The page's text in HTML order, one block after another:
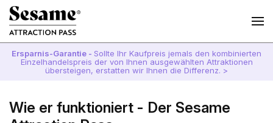
Ersparnis-Garantie - Sollte Ihr Kaufpreis jemals den kombinierten
Einzelhandelspreis der von Ihnen ausgewählten Attraktionen
übersteigen, erstatten wir Ihnen die Differenz. >
Wie er funktioniert - Der Sesame